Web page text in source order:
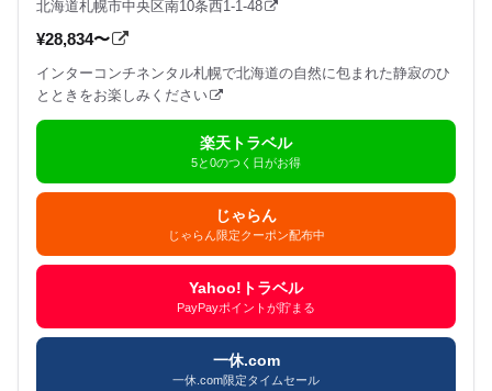
北海道札幌市中央区南10条西1-1-48
¥28,834〜
インターコンチネンタル札幌で北海道の自然に包まれた静寂のひ
とときをお楽しみください
楽天トラベル
5と0のつく日がお得
じゃらん
じゃらん限定クーポン配布中
Yahoo!トラベル
PayPayポイントが貯まる
一休.com
一休.com限定タイムセール